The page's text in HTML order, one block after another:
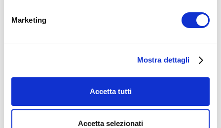
Marketing
Mostra dettagli
Accetta tutti
Accetta selezionati
fisioterapia
Perché la tecnologia è importante
nella fisioterapia moderna?
La tecnologia permette di rendere i percorsi riabilitativi più
efficaci e mirati. Strumenti come la vibrazione locale
aiutano a migliorare mobilità, forza, sensibilità e qualità dei
movimenti, integrandosi ai trattamenti manuali tradizionali.